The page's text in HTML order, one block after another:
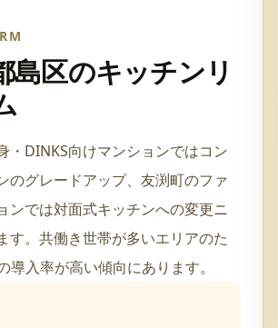
島区のキッチンリ
・DINKS向けマンションではコン
のグレードアップ、友渕町のファ
ンでは対面式キッチンへの変更ニ
す。共働き世帯が多いエリアのた
導入率が高い傾向にあります。